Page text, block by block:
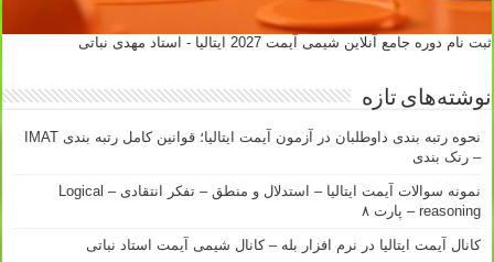
ثبت نام دوره جامع آنلاین شیمی آیمت 2027 ایتالیا - استاد مهدی نباتی
نوشته‌های تازه
نحوه رتبه بندی داوطلبان در آزمون آیمت ایتالیا؛ قوانین کامل رتبه بندی IMAT
– رنک بندی
نمونه سوالات آیمت ایتالیا – استدلال و منطق – تفکر انتقادی – Logical
reasoning – پارت ۸
کانال آیمت ایتالیا در نرم افزار بله – کانال شیمی آیمت استاد نباتی